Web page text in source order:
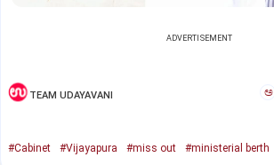
ADVERTISEMENT
TEAM UDAYAVANI ಅ
#Cabinet #Vijayapura #miss out #ministerial berth